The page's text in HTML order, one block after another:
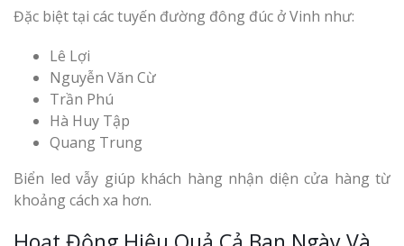
Đặc biệt tại các tuyến đường đông đúc ở Vinh như:
Lê Lợi
Nguyễn Văn Cừ
Trần Phú
Hà Huy Tập
Quang Trung
Biển led vẫy giúp khách hàng nhận diện cửa hàng từ
khoảng cách xa hơn.